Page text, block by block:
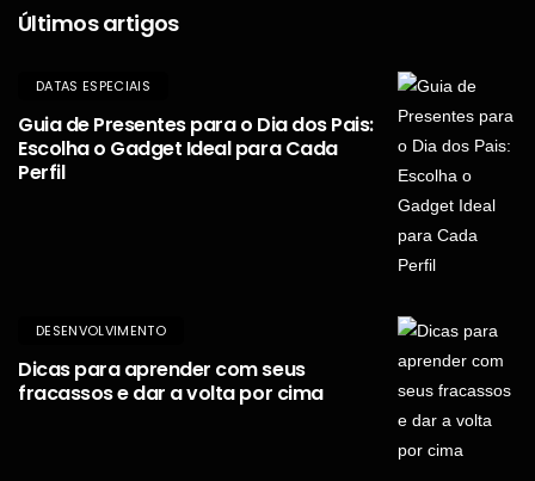
Últimos artigos
DATAS ESPECIAIS
Guia de Presentes para o Dia dos Pais:
Escolha o Gadget Ideal para Cada
Perfil
DESENVOLVIMENTO
Dicas para aprender com seus
fracassos e dar a volta por cima